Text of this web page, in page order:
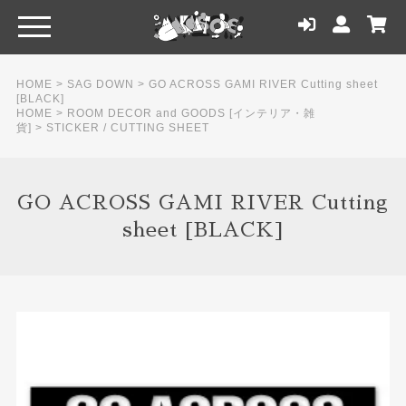
HOME > SAG DOWN > GO ACROSS GAMI RIVER Cutting sheet
[BLACK]
HOME > ROOM DECOR and GOODS [インテリア・雑
貨] > STICKER / CUTTING SHEET
GO ACROSS GAMI RIVER Cutting
sheet [BLACK]